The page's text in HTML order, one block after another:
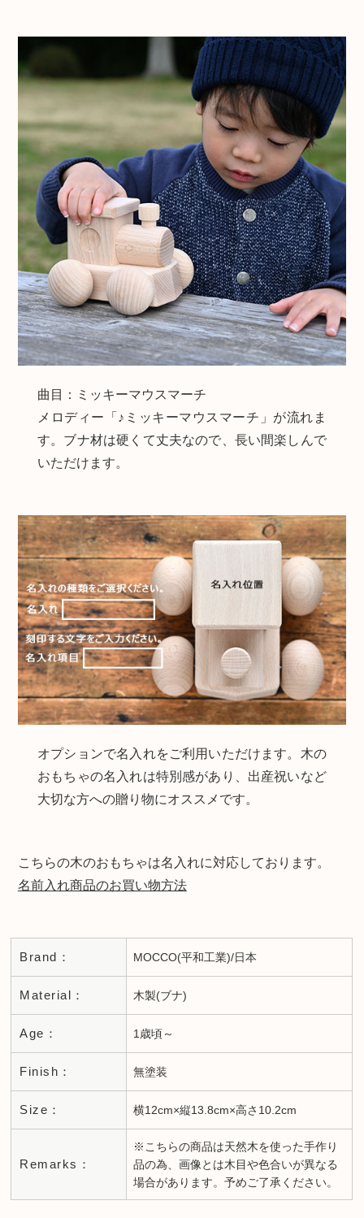
曲目：ミッキーマウスマーチ
メロディー「♪ミッキーマウスマーチ」が流れま
す。ブナ材は硬くて丈夫なので、長い間楽しんで
いただけます。
オプションで名入れをご利用いただけます。木の
おもちゃの名入れは特別感があり、出産祝いなど
大切な方への贈り物にオススメです。
こちらの木のおもちゃは名入れに対応しております。
名前入れ商品のお買い物方法
Brand： MOCCO(平和工業)/日本
Material： 木製(ブナ)
Age： 1歳頃～
Finish： 無塗装
Size： 横12cm×縦13.8cm×高さ10.2cm
Remarks：
※こちらの商品は天然木を使った手作り
品の為、画像とは木目や色合いが異なる
場合があります。予めご了承ください。